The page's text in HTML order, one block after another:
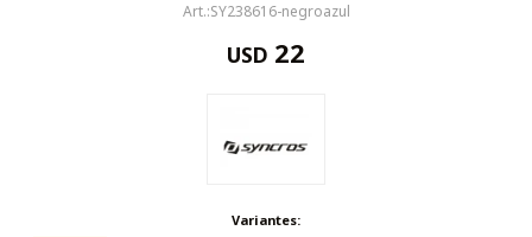
SY238616-negroazul
USD 22
Variantes: